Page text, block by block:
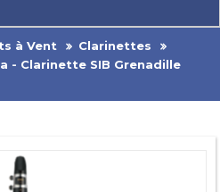
à Vent
Clarinettes
- Clarinette SIB Grenadille